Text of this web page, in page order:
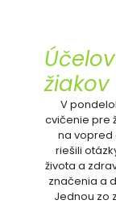
V
cvičenie pre
na vopred
riešili
života a
značenia a
Jednou zo